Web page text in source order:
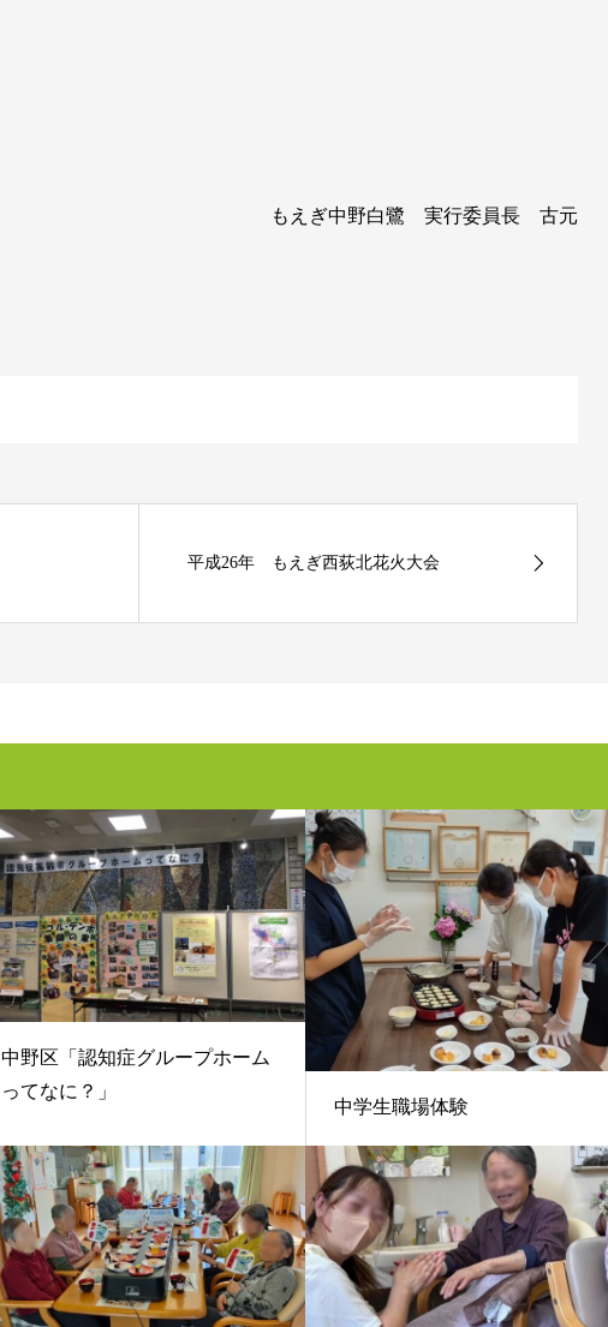
もえぎ中野白鷺 実行委員長 古元
平成26年 もえぎ西荻北花火大会
中野区「認知症グループホーム
ってなに？」
中学生職場体験